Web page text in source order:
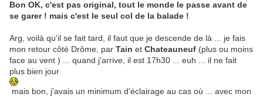
Bon OK, c'est pas original, tout le monde le passe avant de
se garer ! mais c'est le seul col de la balade !
Arg, voilà qu'il se fait tard, il faut que je descende de là ... je fais
mon retour côté Drôme, par Tain et Chateauneuf (plus ou moins
face au vent ) ... quand j'arrive, il est 17h30 ... euh ... il ne fait
plus bien jour
mais bon, j'avais un minimum d'éclairage au cas où ... avec mon